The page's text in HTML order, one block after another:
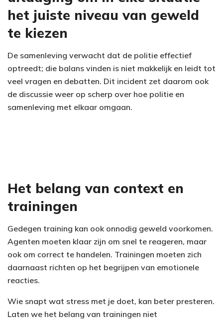
het juiste niveau van geweld
te kiezen
De samenleving verwacht dat de politie effectief
optreedt; die balans vinden is niet makkelijk en leidt tot
veel vragen en debatten. Dit incident zet daarom ook
de discussie weer op scherp over hoe politie en
samenleving met elkaar omgaan.
Het belang van context en
trainingen
Gedegen training kan ook onnodig geweld voorkomen.
Agenten moeten klaar zijn om snel te reageren, maar
ook om correct te handelen. Trainingen moeten zich
daarnaast richten op het begrijpen van emotionele
reacties.
Wie snapt wat stress met je doet, kan beter presteren.
Laten we het belang van trainingen niet